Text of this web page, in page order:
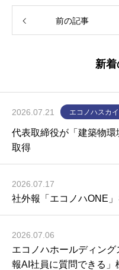
前の記事
新着
2026.07.21 エコノハスカイ
代表取締役が「建築物
取得
2026.07.17
社外報「エコノハONE
2026.07.06
エコノハホールディン
報AI社員に質問できる」